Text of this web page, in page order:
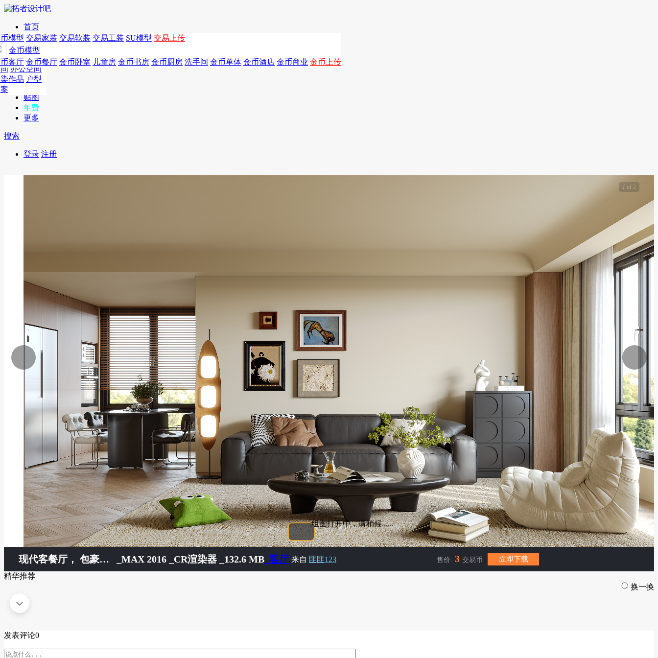
首页
发现
年费 作品 图纸 交易 软装 工装 SU模 金币
年费版块
费图纸 年费户型 年费高清 年费视频 年费模型 年费精选
作品
别墅 国外
酒店设计
设计 商业
办公空间
作品 户型
模型
模型 交易家装 交易软装 交易工装 SU模型 交易上传
金币模型
客厅 金币餐厅 金币卧室 儿童房 金币书房 金币厨房 洗手间 金币单体 金币酒店 金币商业 金币上传
CAD
概念
贴图
年费
更多
搜索
登录 注册
1 of 2
组图打开中，请稍候......
现代客餐厅， 包豪斯客餐厅 ，餐桌组合 ，挂画组合 ，落地灯， 单人沙发 _MAX 2016 _CR渲染器 _132.6 MB _客厅 来自 匪匪123 售价: 3 交易币 立即下载
精华推荐
换一换
发表评论0